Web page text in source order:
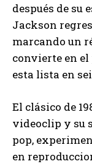
después de su
Jackson
marcando un
convierte en
esta lista en
El clásico de
videoclip y su
pop,
en